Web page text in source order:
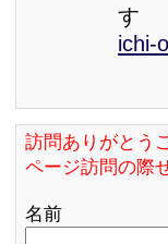
す
ichi-
訪問ありがとう
ページ訪問の際
名前